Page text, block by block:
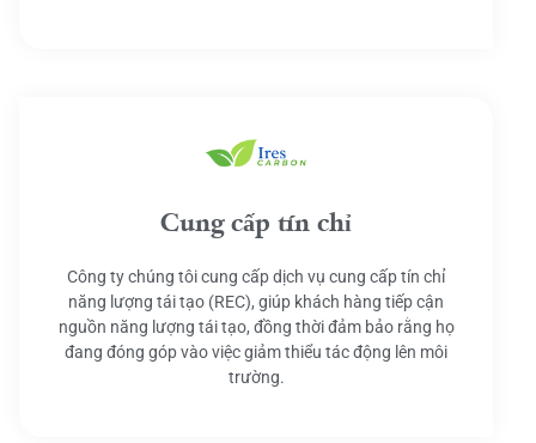
Cung cấp tín chỉ
Công ty chúng tôi cung cấp dịch vụ cung cấp tín chỉ
năng lượng tái tạo (REC), giúp khách hàng tiếp cận
nguồn năng lượng tái tạo, đồng thời đảm bảo rằng họ
đang đóng góp vào việc giảm thiểu tác động lên môi
trường.